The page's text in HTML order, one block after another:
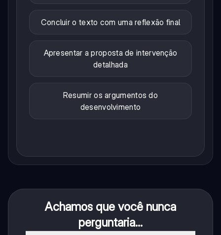
Concluir o texto com uma reflexão final
Apresentar a proposta de intervenção
detalhada
Resumir os argumentos do
desenvolvimento
Achamos que você nunca
perguntaria...